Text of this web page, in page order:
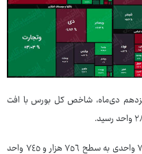
دی‌ماه، شاخص کل بورس با افت
بر این اساس، شاخص‌ هم وزن اما با افزایش ٧٩٩ واحدی به سطح ٧٥٦ هزار و ٧٤٥ واحد